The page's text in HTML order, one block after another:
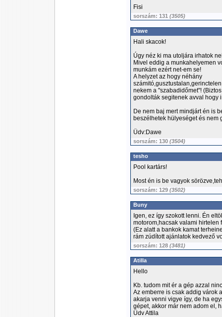
Fisi
sorszám: 131 (3505)
Dawe
Hali skacok!
Úgy néz ki ma utoljára irhatok
Mivel eddig a munkahelyemen
munkám ezért net-em se!
A helyzet az hogy néhány
nekem a "szabadidőmet"!
gondolták segitenek avval hogy
De nem baj mert mindjárt én is
beszélhetek hülyeséget és nem
Üdv:Dawe
sorszám: 130 (3504)
tesho
Pool kartárs!
Most én is be vagyok
sorszám: 129 (3502)
Buny
Igen, ez így szokott lenni. Én
motorom,hacsak valami hirtelen
(Ez alatt a bankok kamat
rám zúdított ajánlatok kedvező
sorszám: 128 (3481)
Atilla
Hello
Kb. tudom mit ér a gép azzal
Az emberre is csak addig várok
akarja venni vigye így, de ha
gépet, akkor már nem adom el,
Üdv Attila